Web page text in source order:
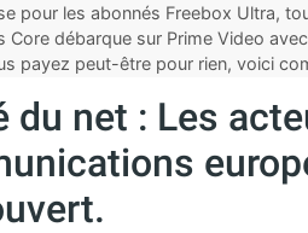
pour les abonnés Freebox Ultra,
Core débarque sur Prime Video
payez peut-être pour rien, voici
du net : Les